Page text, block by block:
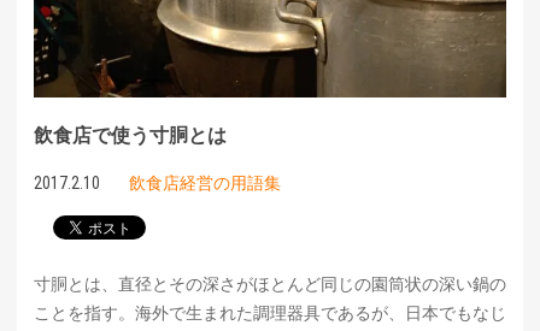
飲食店で使う寸胴とは
2017.2.10 飲食店経営の用語集
寸胴とは、直径とその深さがほとんど同じの園筒状の深い鍋の
ことを指す。海外で生まれた調理器具であるが、日本でもなじ